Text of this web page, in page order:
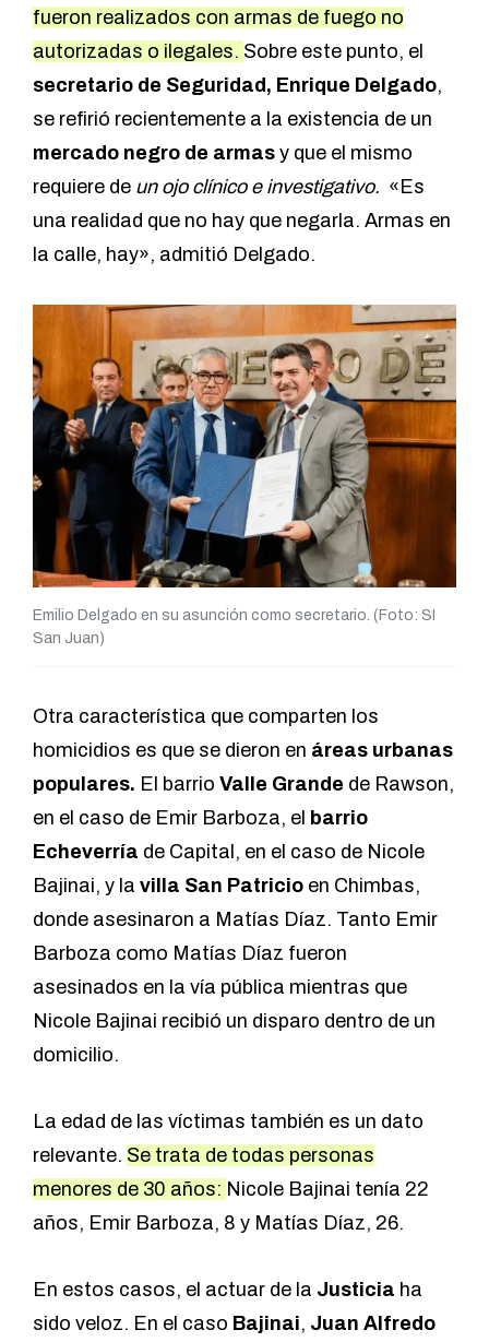
fueron realizados con armas de fuego no
autorizadas o ilegales. Sobre este punto, el
secretario de Seguridad, Enrique Delgado,
se refirió recientemente a la existencia de un
mercado negro de armas y que el mismo
requiere de un ojo clínico e investigativo. «Es
una realidad que no hay que negarla. Armas en
la calle, hay», admitió Delgado.
Emilio Delgado en su asunción como secretario. (Foto: SI
San Juan)
Otra característica que comparten los
homicidios es que se dieron en áreas urbanas
populares. El barrio Valle Grande de Rawson,
en el caso de Emir Barboza, el barrio
Echeverría de Capital, en el caso de Nicole
Bajinai, y la villa San Patricio en Chimbas,
donde asesinaron a Matías Díaz. Tanto Emir
Barboza como Matías Díaz fueron
asesinados en la vía pública mientras que
Nicole Bajinai recibió un disparo dentro de un
domicilio.
La edad de las víctimas también es un dato
relevante. Se trata de todas personas
menores de 30 años: Nicole Bajinai tenía 22
años, Emir Barboza, 8 y Matías Díaz, 26.
En estos casos, el actuar de la Justicia ha
sido veloz. En el caso Bajinai, Juan Alfredo